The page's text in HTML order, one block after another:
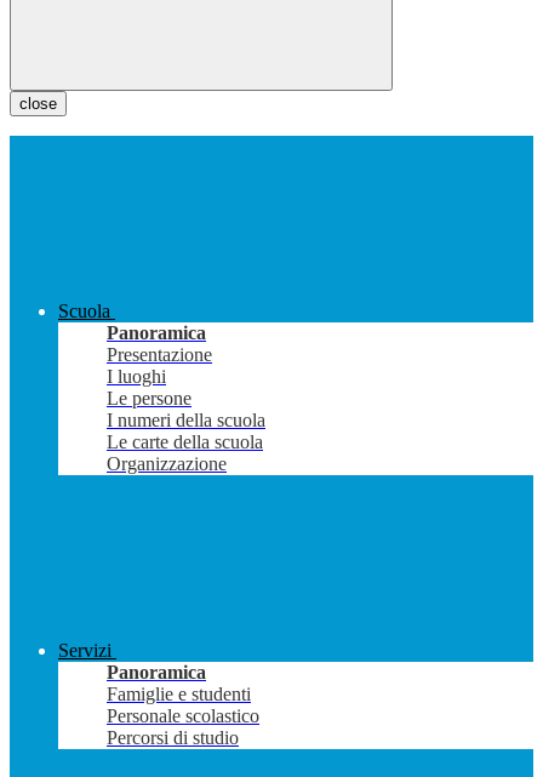
close
Scuola
Panoramica
Presentazione
I luoghi
Le persone
I numeri della scuola
Le carte della scuola
Organizzazione
Servizi
Panoramica
Famiglie e studenti
Personale scolastico
Percorsi di studio